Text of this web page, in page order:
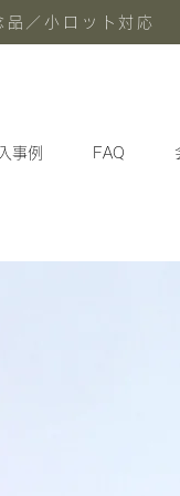
／小ロット対応
事例 FAQ